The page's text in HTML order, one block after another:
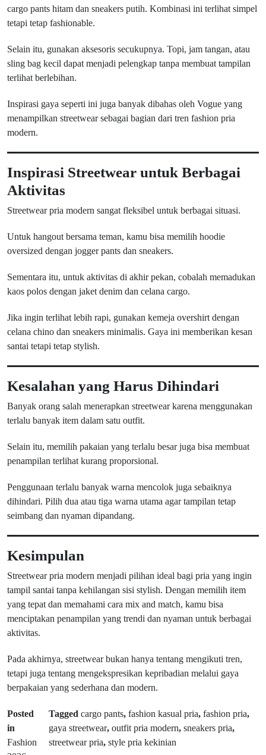
cargo pants hitam dan sneakers putih. Kombinasi ini terlihat simpel
tetapi tetap fashionable.
Selain itu, gunakan aksesoris secukupnya. Topi, jam tangan, atau
sling bag kecil dapat menjadi pelengkap tanpa membuat tampilan
terlihat berlebihan.
Inspirasi gaya seperti ini juga banyak dibahas oleh Vogue yang
menampilkan streetwear sebagai bagian dari tren fashion pria
modern.
Inspirasi Streetwear untuk Berbagai
Aktivitas
Streetwear pria modern sangat fleksibel untuk berbagai situasi.
Untuk hangout bersama teman, kamu bisa memilih hoodie
oversized dengan jogger pants dan sneakers.
Sementara itu, untuk aktivitas di akhir pekan, cobalah memadukan
kaos polos dengan jaket denim dan celana cargo.
Jika ingin terlihat lebih rapi, gunakan kemeja overshirt dengan
celana chino dan sneakers minimalis. Gaya ini memberikan kesan
santai tetapi tetap stylish.
Kesalahan yang Harus Dihindari
Banyak orang salah menerapkan streetwear karena menggunakan
terlalu banyak item dalam satu outfit.
Selain itu, memilih pakaian yang terlalu besar juga bisa membuat
penampilan terlihat kurang proporsional.
Penggunaan terlalu banyak warna mencolok juga sebaiknya
dihindari. Pilih dua atau tiga warna utama agar tampilan tetap
seimbang dan nyaman dipandang.
Kesimpulan
Streetwear pria modern menjadi pilihan ideal bagi pria yang ingin
tampil santai tanpa kehilangan sisi stylish. Dengan memilih item
yang tepat dan memahami cara mix and match, kamu bisa
menciptakan penampilan yang trendi dan nyaman untuk berbagai
aktivitas.
Pada akhirnya, streetwear bukan hanya tentang mengikuti tren,
tetapi juga tentang mengekspresikan kepribadian melalui gaya
berpakaian yang sederhana dan modern.
Posted
in
Fashion
Tagged cargo pants, fashion kasual pria, fashion pria,
gaya streetwear, outfit pria modern, sneakers pria,
streetwear pria, style pria kekinian